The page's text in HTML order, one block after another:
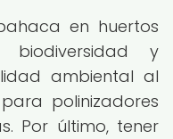
en huertos
biodiversidad y
ambiental al
polinizadores
Por último, tener